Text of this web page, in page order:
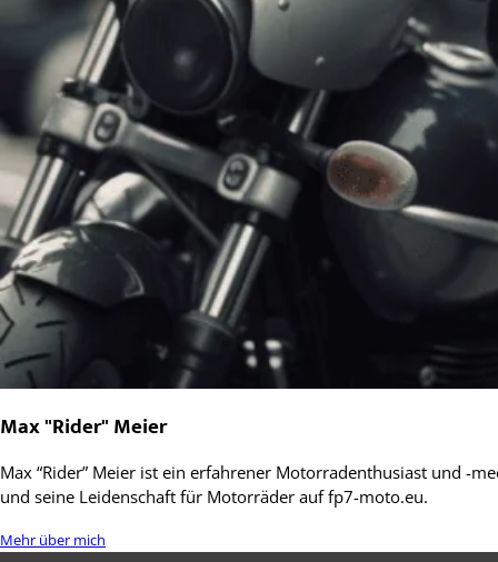
Max "Rider" Meier
Max “Rider” Meier ist ein erfahrener Motorradenthusiast und -
und seine Leidenschaft für Motorräder auf fp7-moto.eu.
Mehr über mich